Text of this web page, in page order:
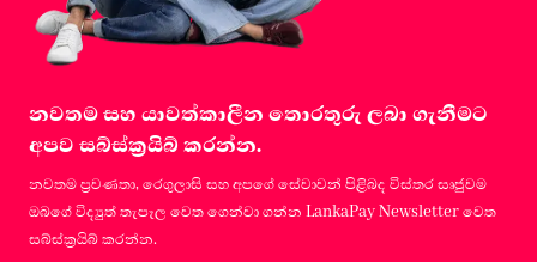
නවතම සහ යාවත්කාලීන තොරතුරු ලබා ගැනීමට
අපව සබ්ස්ක්‍රයිබ් කරන්න.
නවතම ප්‍රවණතා, රෙගුලාසි සහ අපගේ සේවාවන් පිළිබද විස්තර සෘජුවම
ඔබගේ විද්‍යුත් තැපෑල වෙත ගෙන්වා ගන්න LankaPay Newsletter වෙත
සබ්ස්ක්‍රයිබ් කරන්න.